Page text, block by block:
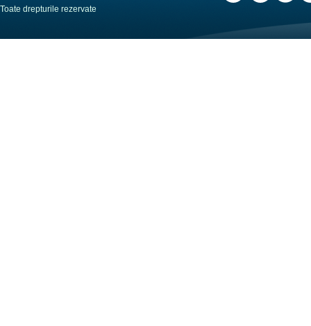
Toate drepturile rezervate